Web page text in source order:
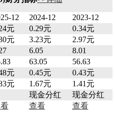
12 2024-12
2023-12
元 0.29元
0.34元
元 3.23元
2.97元
6.05
8.01
63.05
56.63
元 0.45元
0.43元
元 1.67元
1.41元
现金分红
现金分红
查看 查看